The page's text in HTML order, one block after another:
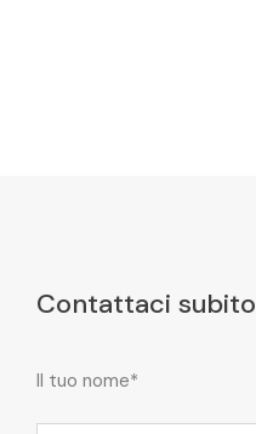
Contattaci subito
Il tuo nome*